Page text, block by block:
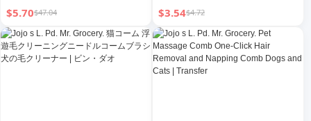
ム ペット用品
$5.70$47.04
毛クリーニング 結び目解きコー
ム | 明智
$3.54$4.72